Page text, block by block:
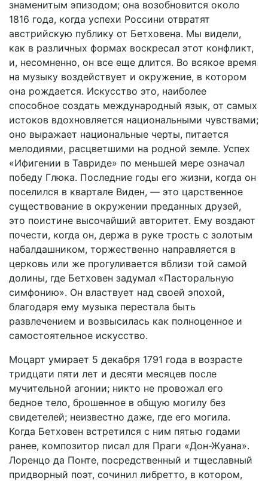
знаменитым эпизодом; она возобновится около
1816 года, когда успехи Россини отвратят
австрийскую публику от Бетховена. Мы видели,
как в различных формах воскресал этот конфликт,
и, несомненно, он все еще длится. Во всякое время
на музыку воздействует и окружение, в котором
она рождается. Искусство это, наиболее
способное создать международный язык, от самых
истоков вдохновляется национальными чувствами;
оно выражает национальные черты, питается
мелодиями, расцветшими на родной земле. Успех
«Ифигении в Тавриде» по меньшей мере означал
победу Глюка. Последние годы его жизни, когда он
поселился в квартале Виден, — это царственное
существование в окружении преданных друзей,
это поистине высочайший авторитет. Ему воздают
почести, когда он, держа в руке трость с золотым
набалдашником, торжественно направляется в
церковь или же прогуливается вблизи той самой
долины, где Бетховен задумал «Пасторальную
симфонию». Он властвует над своей эпохой,
благодаря ему музыка перестала быть
развлечением и возвысилась как полноценное и
самостоятельное искусство.
Моцарт умирает 5 декабря 1791 года в возрасте
тридцати пяти лет и десяти месяцев после
мучительной агонии; никто не провожал его
бедное тело, брошенное в общую могилу без
свидетелей; неизвестно даже, где его могила.
Когда Бетховен встретился с ним пятью годами
ранее, композитор писал для Праги «Дон-Жуана».
Лоренцо да Понте, посредственный и тщеславный
придворный поэт, сочинил либретто, в котором,